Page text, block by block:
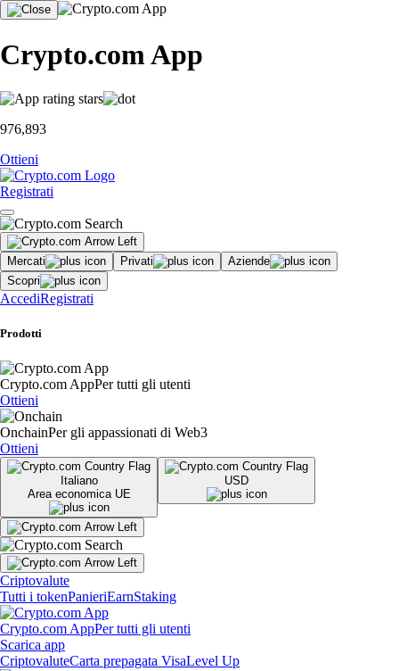
Crypto.com App
976,893
Ottieni
Registrati
Mercati Privati
Aziende
Scopri
AccediRegistrati
Prodotti
Crypto.com AppPer tutti gli utenti
Ottieni
OnchainPer gli appassionati di Web3
Ottieni
Italiano
Area economica UE
USD
Criptovalute
Tutti i tokenPanieriEarnStaking
Crypto.com AppPer tutti gli utenti
Scarica app
CriptovaluteCarta prepagata VisaLevel Up